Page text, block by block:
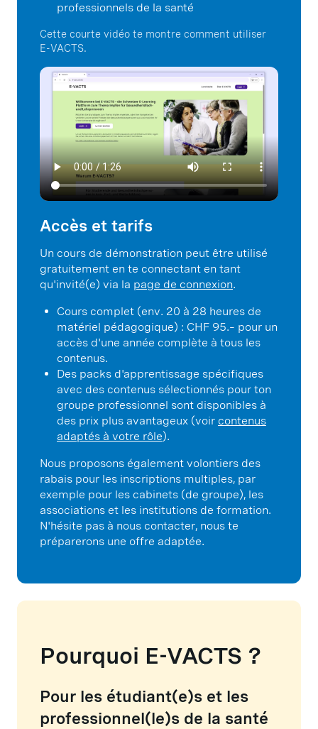
professionnels de la santé
Cette courte vidéo te montre comment utiliser
E-VACTS.
Accès et tarifs
Un cours de démonstration peut être utilisé
gratuitement en te connectant en tant
qu'invité(e) via la page de connexion.
Cours complet (env. 20 à 28 heures de
matériel pédagogique) : CHF 95.– pour un
accès d'une année complète à tous les
contenus.
Des packs d'apprentissage spécifiques
avec des contenus sélectionnés pour ton
groupe professionnel sont disponibles à
des prix plus avantageux (voir contenus
adaptés à votre rôle).
Nous proposons également volontiers des
rabais pour les inscriptions multiples, par
exemple pour les cabinets (de groupe), les
associations et les institutions de formation.
N'hésite pas à nous contacter, nous te
préparerons une offre adaptée.
Pourquoi E-VACTS ?
Pour les étudiant(e)s et les
professionnel(le)s de la santé